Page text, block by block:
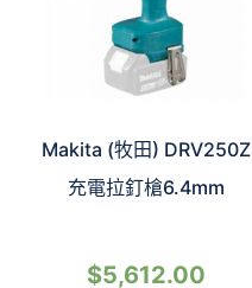
Makita (牧田) DRV250Z
充電拉釘槍6.4mm
$5,612.00